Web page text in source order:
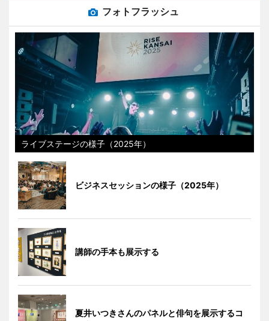
フォトフラッシュ
ライブステージの様子（2025年）
ビジネスセッションの様子（2025年）
講師の手本も展示する
夏井いつきさんのパネルと俳句を展示するコ